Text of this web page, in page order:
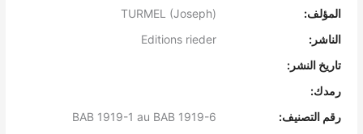
المؤلف:
الناشر:
Editions rieder
تاريخ النشر:
رمدك:
رقم التصنيف: